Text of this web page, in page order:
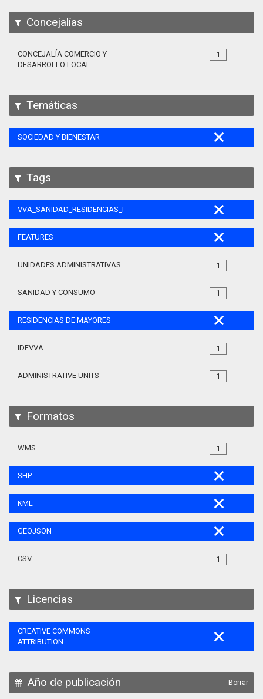
Concejalías
1
CONCEJALÍA COMERCIO Y
DESARROLLO LOCAL
Temáticas
SOCIEDAD Y BIENESTAR
Tags
VVA_SANIDAD_RESIDENCIAS_MAYORES_105
FEATURES
1
UNIDADES ADMINISTRATIVAS
1
SANIDAD Y CONSUMO
RESIDENCIAS DE MAYORES
1
IDEVVA
1
ADMINISTRATIVE UNITS
Formatos
1
WMS
SHP
KML
GEOJSON
1
CSV
Licencias
CREATIVE COMMONS
ATTRIBUTION
Año de publicación Borrar